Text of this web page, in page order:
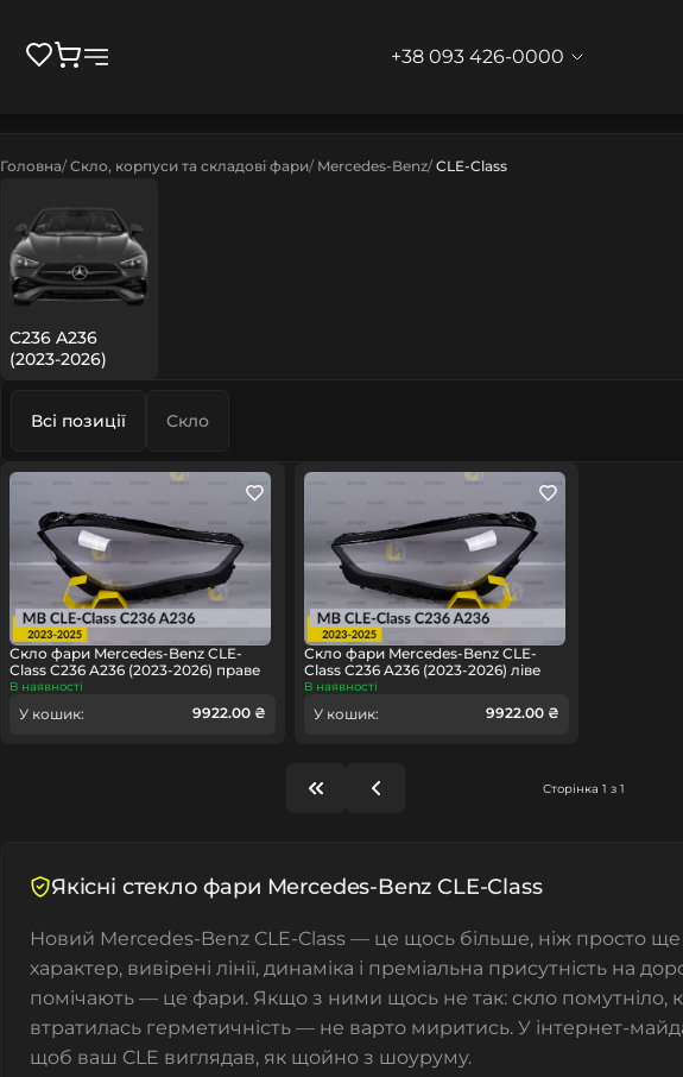
+38 093 426-0000
Головна Скло, корпуси та складові фари Mercedes-Benz CLE-Class
C236 A236
(2023-2026)
Всі позиції Скло
Скло фари Mercedes-Benz CLE-
Class C236 A236 (2023-2026) праве
В наявності
У кошик: 9922.00 ₴
Скло фари Mercedes-Benz CLE-
Class C236 A236 (2023-2026) ліве
В наявності
У кошик: 9922.00 ₴
Сторінка 1 з 1
Якісні стекло фари Mercedes-Benz CLE-Class
Новий Mercedes-Benz CLE-Class — це щось більше, ніж просто
характер, вивірені лінії, динаміка і преміальна присутність на
помічають — це фари. Якщо з ними щось не так: скло помутніло,
втратилась герметичність — не варто миритись. У інтернет-
щоб ваш CLE виглядав, як щойно з шоуруму.